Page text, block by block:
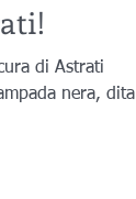
di Astrati
nera, dita